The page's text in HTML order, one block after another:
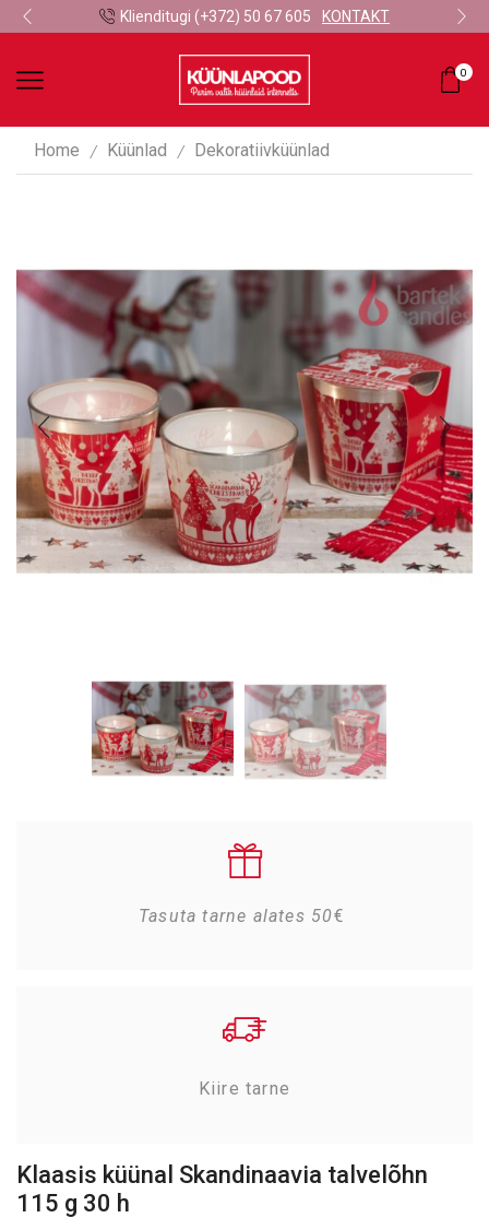
Klienditugi (+372) 50 67 605 KONTAKT
0
Home / Küünlad / Dekoratiivküünlad
Tasuta tarne alates 50€
Kiire tarne
Klaasis küünal Skandinaavia talvelõhn
115 g 30 h